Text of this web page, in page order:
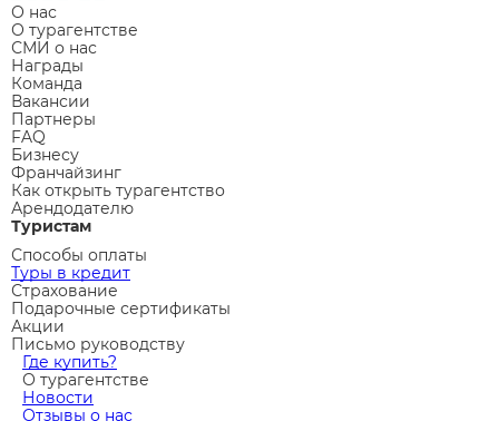
О нас
О турагентстве
СМИ о нас
Награды
Команда
Вакансии
Партнеры
FAQ
Бизнесу
Франчайзинг
Как открыть турагентство
Арендодателю
Туристам
Способы оплаты
Туры в кредит
Страхование
Подарочные сертификаты
Акции
Письмо руководству
Где купить?
О турагентстве
Новости
Отзывы о нас